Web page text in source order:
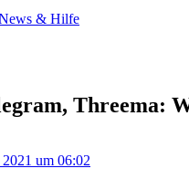
& Hilfe
Threema:
2021 um 06:02